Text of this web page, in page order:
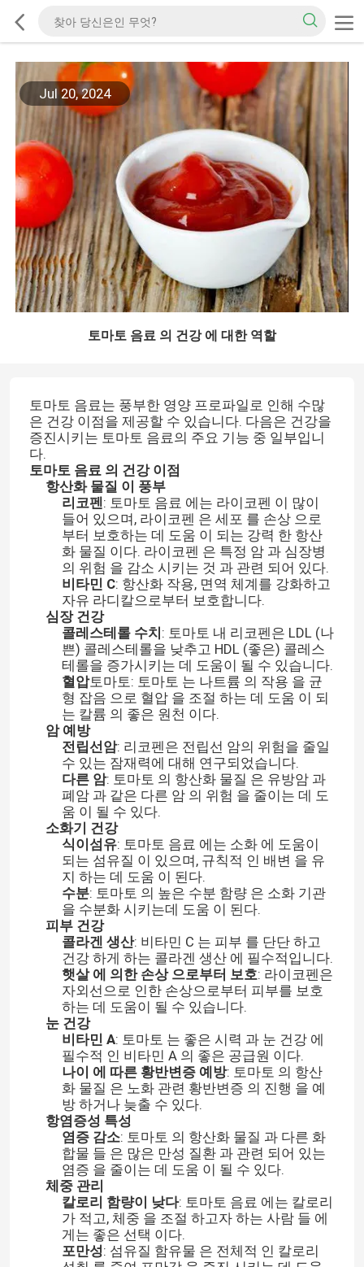
Jul 20, 2024
토마토 음료 의 건강 에 대한 역할
토마토 음료는 풍부한 영양 프로파일로 인해 수많
은 건강 이점을 제공할 수 있습니다. 다음은 건강을
증진시키는 토마토 음료의 주요 기능 중 일부입니
다.
토마토 음료 의 건강 이점
항산화 물질 이 풍부
리코펜: 토마토 음료 에는 라이코펜 이 많이
들어 있으며, 라이코펜 은 세포 를 손상 으로
부터 보호하는 데 도움 이 되는 강력 한 항산
화 물질 이다. 라이코펜 은 특정 암 과 심장병
의 위험 을 감소 시키는 것 과 관련 되어 있다.
비타민 C: 항산화 작용, 면역 체계를 강화하고
자유 라디칼으로부터 보호합니다.
심장 건강
콜레스테롤 수치 : 토마토 내 리코펜은 LDL (나
쁜) 콜레스테롤을 낮추고 HDL (좋은) 콜레스
테롤을 증가시키는 데 도움이 될 수 있습니다.
혈압토마토: 토마토 는 나트륨 의 작용 을 균
형 잡음 으로 혈압 을 조절 하는 데 도움 이 되
는 칼륨 의 좋은 원천 이다.
암 예방
전립선암: 리코펜은 전립선 암의 위험을 줄일
수 있는 잠재력에 대해 연구되었습니다.
다른 암: 토마토 의 항산화 물질 은 유방암 과
폐암 과 같은 다른 암 의 위험 을 줄이는 데 도
움 이 될 수 있다.
소화기 건강
식이섬유: 토마토 음료 에는 소화 에 도움이
되는 섬유질 이 있으며, 규칙적 인 배변 을 유
지 하는 데 도움 이 된다.
수분: 토마토 의 높은 수분 함량 은 소화 기관
을 수분화 시키는데 도움 이 된다.
피부 건강
콜라겐 생산: 비타민 C 는 피부 를 단단 하고
건강 하게 하는 콜라겐 생산 에 필수적입니다.
햇살 에 의한 손상 으로부터 보호: 라이코펜은
자외선으로 인한 손상으로부터 피부를 보호
하는 데 도움이 될 수 있습니다.
눈 건강
비타민 A: 토마토 는 좋은 시력 과 눈 건강 에
필수적 인 비타민 A 의 좋은 공급원 이다.
나이 에 따른 황반변증 예방: 토마토 의 항산
화 물질 은 노화 관련 황반변증 의 진행 을 예
방 하거나 늦출 수 있다.
항염증성 특성
염증 감소: 토마토 의 항산화 물질 과 다른 화
합물 들 은 많은 만성 질환 과 관련 되어 있는
염증 을 줄이는 데 도움 이 될 수 있다.
체중 관리
칼로리 함량이 낮다: 토마토 음료 에는 칼로리
가 적고, 체중 을 조절 하고자 하는 사람 들 에
게는 좋은 선택 이다.
포만성: 섬유질 함유물 은 전체적 인 칼로리